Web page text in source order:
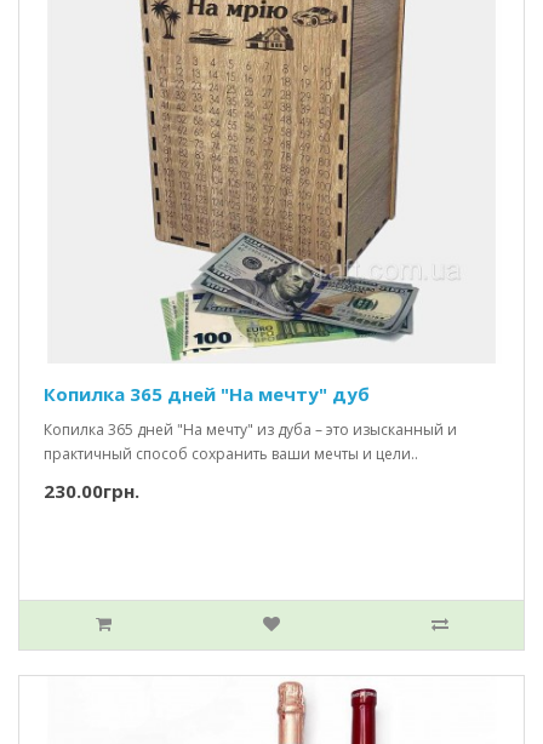
Копилка 365 дней "На мечту" дуб
Копилка 365 дней "На мечту" из дуба – это изысканный и
практичный способ сохранить ваши мечты и цели..
230.00грн.